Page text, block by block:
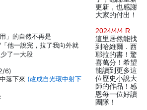
」的自然不再是
他一說完，拉了我向外就
了一大段
6)
落下來 (改成自光環中射下
更新，也感謝
大家的付出！
2024/4/4 R
這里居然能找
到哈維爾．西
耶拉的書！驚
喜萬分！希望
能讀到更多這
位歷史小說大
師的作品！感
恩每一位好讀
團隊！